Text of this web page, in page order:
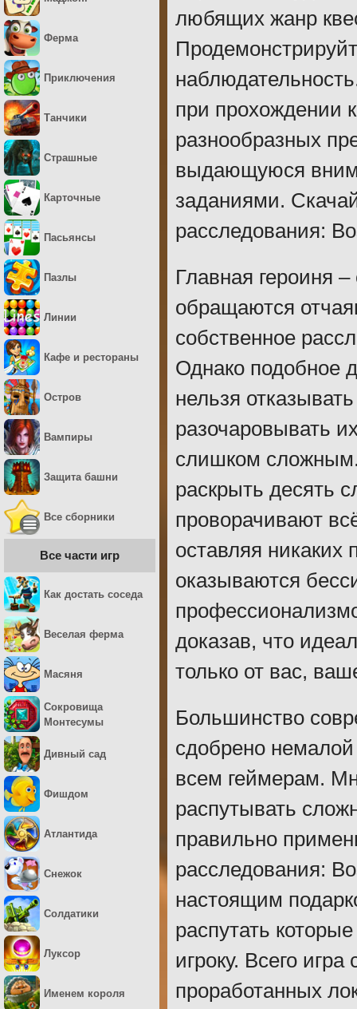
любящих жанр
при прохождении
разнообразных
выдающуюся
заданиями.
расследования:
Главная героиня
обращаются
собственное
Однако подобное
нельзя
разочаровывать
слишком
раскрыть десять
проворачивают
оставляя
оказываются
доказав, что
только от вас,
Большинство
сдобрено
всем геймерам.
распутывать
правильно
расследования:
настоящим
распутать
игроку. Всего
проработанных
Ферма
Приключения
Танчики
Страшные
Карточные
Пасьянсы
Пазлы
Линии
Кафе и рестораны
Остров
Вампиры
Защита башни
Все сборники
Все части игр
Как достать соседа
Веселая ферма
Масяня
Сокровища
Монтесумы
Дивный сад
Фишдом
Атлантида
Снежок
Солдатики
Луксор
Именем короля